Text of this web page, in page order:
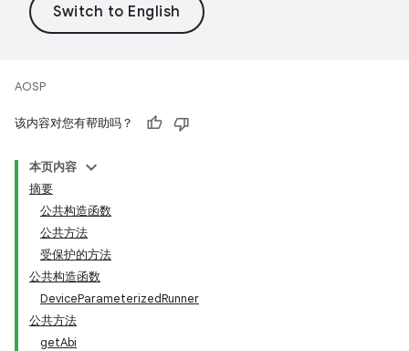
AOSP
该内容对您有帮助吗？
本页内容
摘要
公共构造函数
公共方法
受保护的方法
公共构造函数
DeviceParameterizedRunner
公共方法
getAbi